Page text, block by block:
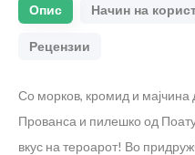
Опис Начин на
Рецензии
Со морков, кромид и мајчина
Прованса и пилешко од
вкус на тероарот! Во